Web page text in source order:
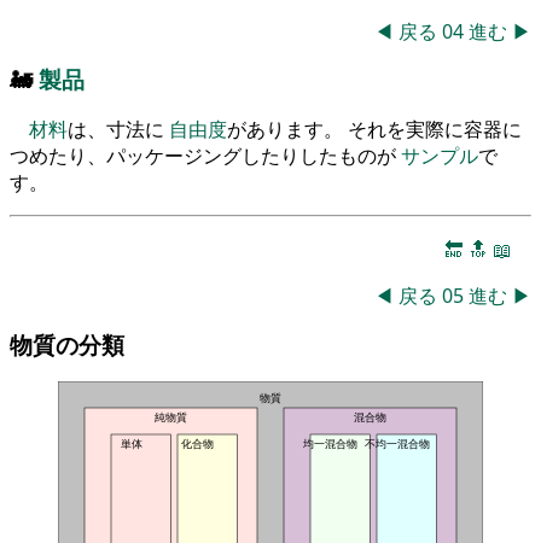
◀ 戻る 04進む ▶
🚂製品
材料は、寸法に 自由度があります。 それを実際に容器に
つめたり、パッケージングしたりしたものがサンプルで
す。
🔚 🔝 📖
◀ 戻る 05進む ▶
物質の分類
物質
純物質
単体
化合物
混合物
均一混合物 不均一混合物